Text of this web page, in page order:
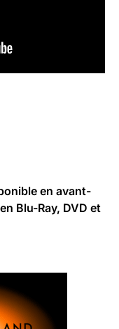
en avant-
Blu-Ray, DVD et